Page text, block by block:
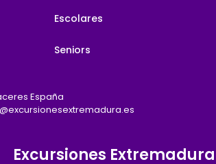
Escolares
Seniors
España
Excursiones